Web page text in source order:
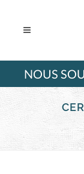
NOUS